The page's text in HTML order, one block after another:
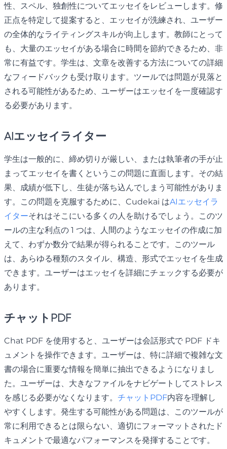
性、スペル、独創性についてエッセイをレビューします。修
正点を特定して提案すると、エッセイが洗練され、ユーザー
の全体的なライティングスキルが向上します。教師にとって
も、大量のエッセイがある場合に時間を節約できるため、非
常に有益です。学生は、文章を改善する方法についての詳細
なフィードバックも受け取ります。ツールでは問題が見落と
される可能性があるため、ユーザーはエッセイを一度確認す
る必要があります。
AIエッセイライター
学生は一般的に、締め切りが厳しい、または執筆者の手が止
まってエッセイを書くというこの問題に直面します。その結
果、成績が低下し、生徒が落ち込んでしまう可能性がありま
す。この問題を克服するために、Cudekai はAIエッセイラ
イターそれはそこにいる多くの人を助けるでしょう。このツ
ールの主な利点の 1 つは、人間のようなエッセイの作成に加
えて、わずか数分で結果が得られることです。このツール
は、あらゆる種類のスタイル、構造、形式でエッセイを生成
できます。ユーザーはエッセイを詳細にチェックする必要が
あります。
チャットPDF
Chat PDF を使用すると、ユーザーは会話形式で PDF ドキ
ュメントを操作できます。ユーザーは、特に詳細で複雑な文
書の場合に重要な情報を簡単に抽出できるようになりまし
た。ユーザーは、大きなファイルをナビゲートしてストレス
を感じる必要がなくなります。 チャットPDF内容を理解し
やすくします。発生する可能性がある問題は、このツールが
常に利用できるとは限らない、適切にフォーマットされたド
キュメントで最適なパフォーマンスを発揮することです。